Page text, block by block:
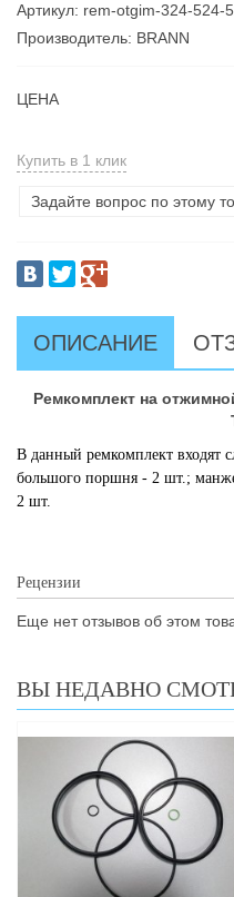
Артикул: rem-otgim-324-524-
Производитель: BRANN
ЦЕНА
Купить в 1 клик
Задайте вопрос по этому
ОПИСАНИЕ
Ремкомплект на
В данный ремкомплект входят
большого поршня - 2 шт.;
2 шт.
Рецензии
Еще нет отзывов об этом
ВЫ НЕДАВНО